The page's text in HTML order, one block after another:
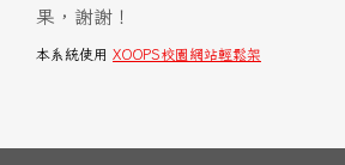
果，謝謝！
本系統使用 XOOPS校園網站輕鬆架